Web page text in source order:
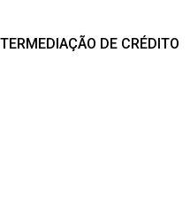
DE CRÉDITO